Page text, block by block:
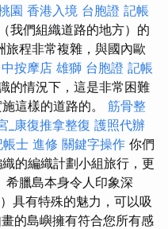
園 香港入境 台胞證 記帳
我們組織道路的地方）的
旅程非常複雜，與國內歐
按摩店 雄獅 台胞證 記帳
的情況下，這是非常困難
這樣的道路的。 筋骨整
_康復推拿整復 護照代辦
帳士 進修 關鍵字操作 你們
的編織計劃小組旅行，更
希臘島本身令人印象深
具有特殊的魅力，可以吸
的島嶼擁有符合您所有感